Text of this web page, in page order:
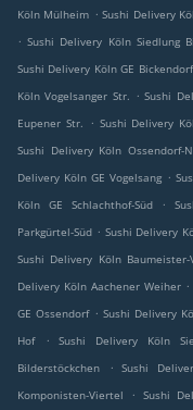
Köln Mülheim . Sushi Delivery
. Sushi Delivery Köln Siedlung
Sushi Delivery Köln GE Bickendorf
Köln Vogelsanger Str. . Sushi
Eupener Str.
. Sushi Delivery
Sushi Delivery Köln Ossendorf-
Delivery Köln GE Vogelsang .
Köln GE Schlachthof-Süd
.
Parkgürtel-Süd . Sushi Delivery
Sushi Delivery Köln Baumeister-
Delivery Köln Aachener Weiher .
GE Ossendorf . Sushi Delivery
Hof
. Sushi Delivery Köln
Bilderstöckchen
. Sushi
Komponisten-Viertel
. Sushi